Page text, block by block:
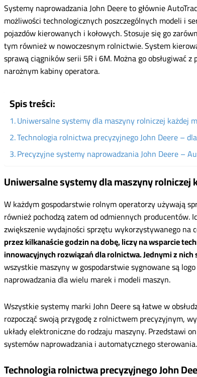
Systemy naprowadzania John Deere to głównie
możliwości technologicznych poszczególnych modeli i
pojazdów kierowanych i kołowych. Stosuje się go
tym również w nowoczesnym rolnictwie. System
sprawą ciągników serii 5R i 6M. Można go obsługiwać
narożnym kabiny operatora.
Spis treści:
Uniwersalne systemy dla maszyny rolniczej każdej
Technologia rolnictwa precyzyjnego John Deere –
Precyzyjne systemy naprowadzania John Deere –
Uniwersalne systemy dla maszyny rolniczej
W każdym gospodarstwie rolnym operatorzy używają
również pochodzą zatem od odmiennych
zwiększenie wydajności sprzętu wykorzystywanego
przez kilkanaście godzin na dobę, liczy na wsparcie
innowacyjnych rozwiązań dla rolnictwa. Jednymi z
wszystkie maszyny w gospodarstwie sygnowane są
naprowadzania dla wielu marek i modeli maszyn.
Wszystkie systemy marki John Deere są łatwe w
rozpocząć swoją przygodę z rolnictwem precyzyjnym,
układy elektroniczne do rodzaju maszyny. Przedstawi
systemów naprowadzania i automatycznego sterowania.
Technologia rolnictwa precyzyjnego John